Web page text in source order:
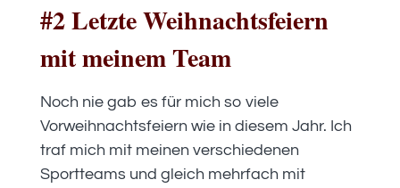
#2 Letzte Weihnachtsfeiern
mit meinem Team
Noch nie gab es für mich so viele
Vorweihnachtsfeiern wie in diesem Jahr. Ich
traf mich mit meinen verschiedenen
Sportteams und gleich mehrfach mit